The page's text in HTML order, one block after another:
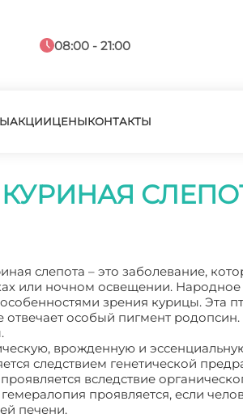
08:00 - 21:00
АКЦИИЦЕНЫКОНТАКТЫ
слепота – это заболевание,
или ночном освещении.
зрения курицы. Эта
отвечает особый пигмент
врожденную и
следствием генетической
вследствие
проявляется, если
печени.